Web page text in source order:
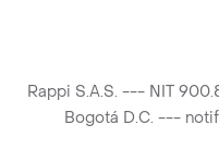
Rappi S.A.S. --- NIT
Bogotá D.C. ---